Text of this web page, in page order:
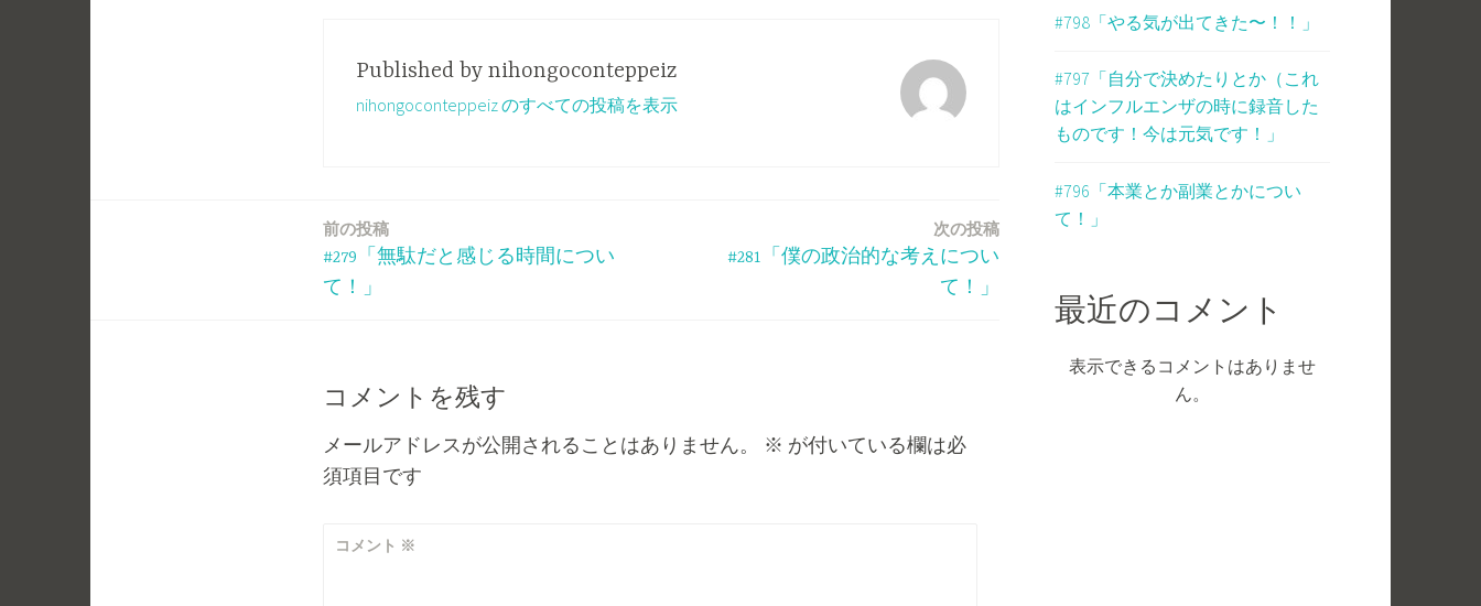
Published by nihongoconteppeiz
nihongoconteppeiz のすべての投稿を表示
前の投稿
#279「無駄だと感じる時間につい
て！」
次の投稿
#281「僕の政治的な考えについ
て！」
コメントを残す
メールアドレスが公開されることはありません。
※ が付いている欄は必
須項目です
コメント ※
#798「やる気が出てきた〜！！」
#797「自分で決めたりとか（これ
はインフルエンザの時に録音した
ものです！今は元気です！」
#796「本業とか副業とかについ
て！」
最近のコメント
表示できるコメントはありませ
ん。